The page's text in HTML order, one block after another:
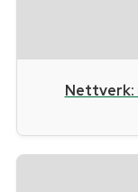
Nettverk: